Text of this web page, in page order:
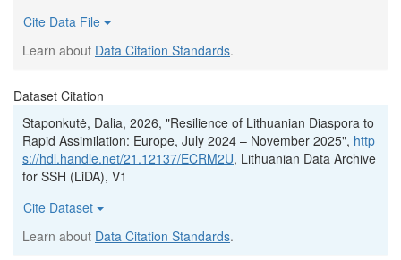
Cite Data File
Learn about Data Citation Standards.
Dataset Citation
Staponkutė, Dalia, 2026, "Resilience of Lithuanian Diaspora to
Rapid Assimilation: Europe, July 2024 – November 2025", http
s://hdl.handle.net/21.12137/ECRM2U, Lithuanian Data Archive
for SSH (LiDA), V1
Cite Dataset
Learn about Data Citation Standards.